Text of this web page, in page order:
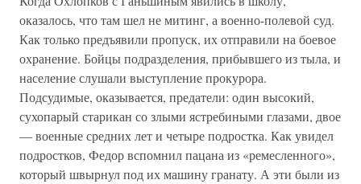
оказалось, что там шел не митинг, а военно-полевой суд.
Как только предъявили пропуск, их отправили на боевое
охранение. Бойцы подразделения, прибывшего из тыла, и
население слушали выступление прокурора.
Подсудимые, оказывается, предатели: один высокий,
сухопарый старикан со злыми ястребиными глазами, двое
— военные средних лет и четыре подростка. Как увидел
подростков, Федор вспомнил пацана из «ремесленного»,
который швырнул под их машину гранату. А эти были из